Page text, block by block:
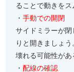
ることで動きをス
・手動での開閉
サイドミラーが閉
りと開きましょ
壊れる可能性があ
・配線の確認